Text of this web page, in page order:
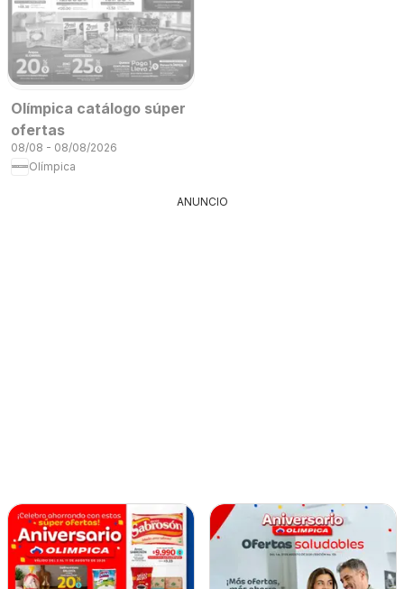
Olímpica catálogo súper
ofertas
08/08 - 08/08/2026
Olímpica
ANUNCIO